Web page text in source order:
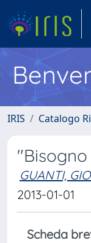
IRIS Catalogo
GUANTI,
2013-01-01
Scheda